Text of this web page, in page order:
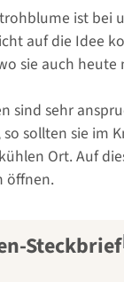
ist bei
auf die Idee
sie auch
sind sehr
sollten sie im
Ort. Auf
öffnen.
Steckbrief